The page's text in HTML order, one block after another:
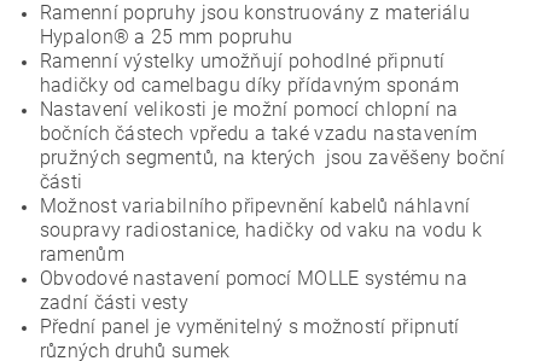
Ramenní popruhy jsou konstruovány z materiálu
Hypalon® a 25 mm popruhu
Ramenní výstelky umožňují pohodlné připnutí
hadičky od camelbagu díky přídavným sponám
Nastavení velikosti je možní pomocí chlopní na
bočních částech vpředu a také vzadu nastavením
pružných segmentů, na kterých jsou zavěšeny boční
části
Možnost variabilního připevnění kabelů náhlavní
soupravy radiostanice, hadičky od vaku na vodu k
ramenům
Obvodové nastavení pomocí MOLLE systému na
zadní části vesty
Přední panel je vyměnitelný s možností připnutí
různých druhů sumek